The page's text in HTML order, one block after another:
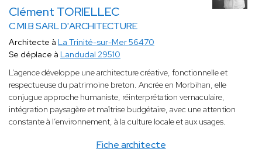
Clément TORIELLEC
C.MI.B SARL D'ARCHITECTURE
Fiche architecte
Architecte à La Trinité-sur-Mer 56470
Se déplace à Landudal 29510
L’agence développe une architecture créative, fonctionnelle et
respectueuse du patrimoine breton. Ancrée en Morbihan, elle
conjugue approche humaniste, réinterprétation vernaculaire,
intégration paysagère et maîtrise budgétaire, avec une attention
constante à l’environnement, à la culture locale et aux usages.